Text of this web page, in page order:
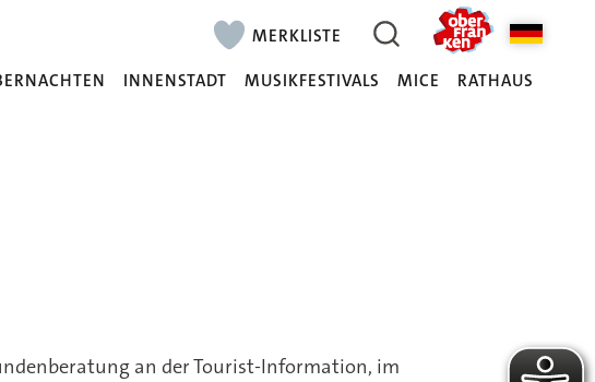
MERKLISTE
INNENSTADT MUSIKFESTIVALS MICE RATHAUS
an der Tourist-Information, im